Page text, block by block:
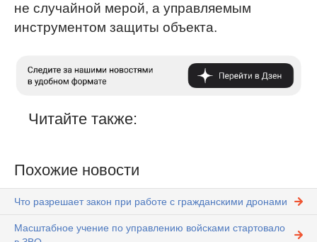
не случайной мерой, а управляемым
инструментом защиты объекта.
Читайте также:
Похожие новости
Что разрешает закон при работе с гражданскими дронами
Масштабное учение по управлению войсками стартовало